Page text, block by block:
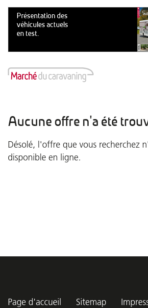
Aucune offre n'a été
Désolé, l'offre que vous recherchez
disponible en ligne.
Page d'accueil Sitemap